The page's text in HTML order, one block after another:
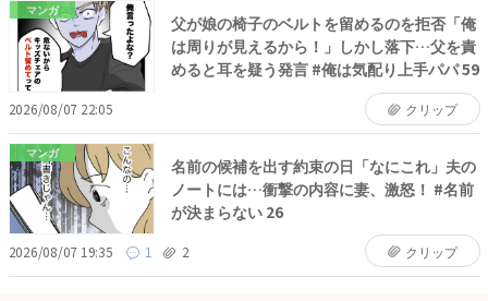
マンガ
父が娘の椅子のベルトを留めるのを拒否「俺
は周りが見えるから！」しかし落下…父を責
めると耳を疑う発言 #俺は気配り上手パパ 59
2026/08/07 22:05 クリップ
マンガ
名前の候補を出す約束の日「なにこれ」夫の
ノートには…衝撃の内容に妻、激怒！ #名前
が決まらない 26
2026/08/07 19:35 1 2 クリップ